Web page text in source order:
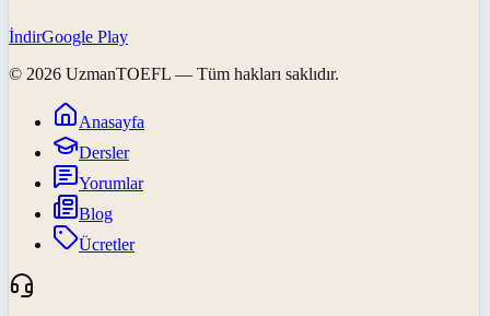
İndirGoogle Play
© 2026 UzmanTOEFL — Tüm hakları saklıdır.
Anasayfa
Dersler
Yorumlar
Blog
Ücretler